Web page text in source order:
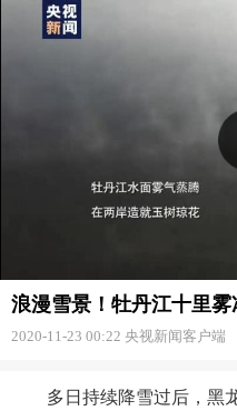
浪漫雪景！牡丹江十里雾
2020-11-23 00:22 央视新闻客户端
多日持续降雪过后，黑龙